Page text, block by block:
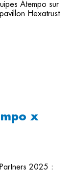
Atempo sur
Hexatrust
x
Partners 2025 :